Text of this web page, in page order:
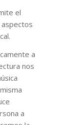
el
a
nos
a